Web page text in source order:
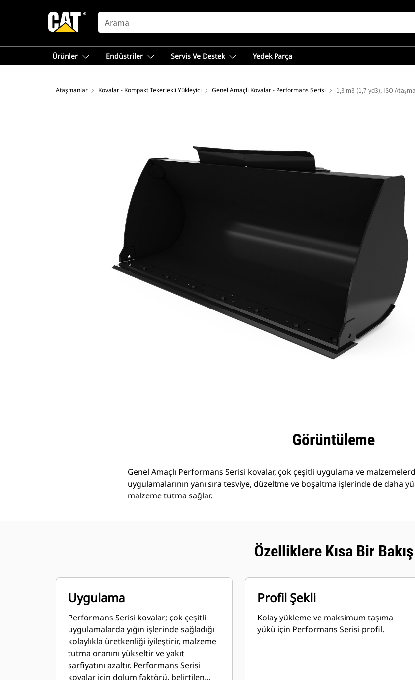
SEARCH
Ürünler Endüstriler Servis Ve Destek Yedek Parça
Ataşmanlar Kovalar - Kompakt Tekerlekli Yükleyici Genel Amaçlı Kovalar - Performans Serisi 1,3 m3 (1,7 yd3), ISO
Görüntüleme
Genel Amaçlı Performans Serisi kovalar, çok çeşitli uygulama ve
uygulamalarının yanı sıra tesviye, düzeltme ve boşaltma işlerinde de daha
malzeme tutma sağlar.
Özelliklere Kısa Bir Bakış
Uygulama
Performans Serisi kovalar; çok çeşitli
uygulamalarda yığın işlerinde sağladığı
kolaylıkla üretkenliği iyileştirir, malzeme
tutma oranını yükseltir ve yakıt
sarfiyatını azaltır. Performans Serisi
kovalar için dolum faktörü, belirtilen
Profil Şekli
Kolay yükleme ve maksimum taşıma
yükü için Performans Serisi profil.